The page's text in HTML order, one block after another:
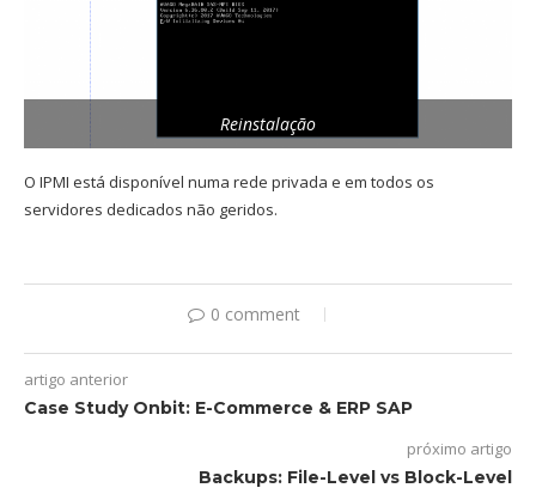
Reinstalação
O IPMI está disponível numa rede privada e em todos os
servidores dedicados não geridos.
0 comment
artigo anterior
Case Study Onbit: E-Commerce & ERP SAP
próximo artigo
Backups: File-Level vs Block-Level